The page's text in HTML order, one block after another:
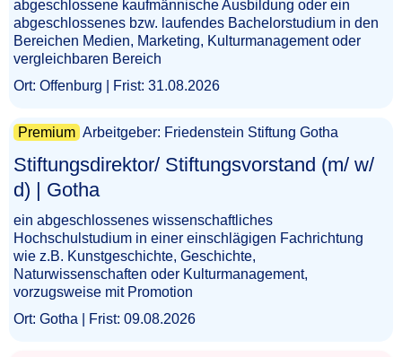
abgeschlossene kaufmännische Ausbildung oder ein
abgeschlossenes bzw. laufendes Bachelorstudium in den
Bereichen Medien, Marketing, Kulturmanagement oder
vergleichbaren Bereich
Ort: Offenburg | Frist: 31.08.2026
Premium Arbeitgeber: Friedenstein Stiftung Gotha
Stiftungsdirektor/ Stiftungsvorstand (m/ w/
d) | Gotha​‌‌‌‌​​‌‌‌‌​‌​​‌‌​​
ein abgeschlossenes wissenschaftliches
Hochschulstudium in einer einschlägigen Fachrichtung
wie z.B. Kunstgeschichte, Geschichte,
Naturwissenschaften oder Kulturmanagement,
vorzugsweise mit Promotion
Ort: Gotha | Frist: 09.08.2026